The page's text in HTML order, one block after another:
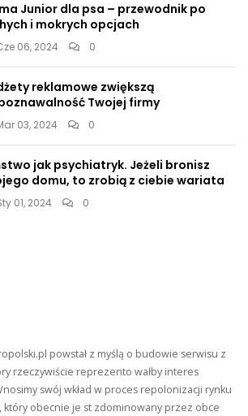
Junior dla psa – przewodnik po
i mokrych opcjach
06, 2024 0
reklamowe zwiększą
Twojej firmy
03, 2024 0
jak psychiatryk. Jeżeli bronisz
domu, to zrobią z ciebie wariata
01, 2024 0
powstał z myślą o budowie serwisu z
rzeczywiście reprezento wałby interes
swój wkład w proces repolonizacji rynku
który obecnie je st zdominowany przez obce